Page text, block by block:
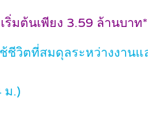
ริ่มต้นเพียง 3.59 ล้านบาท*
วิตที่สมดุลระหว่างงานแ
ม.)